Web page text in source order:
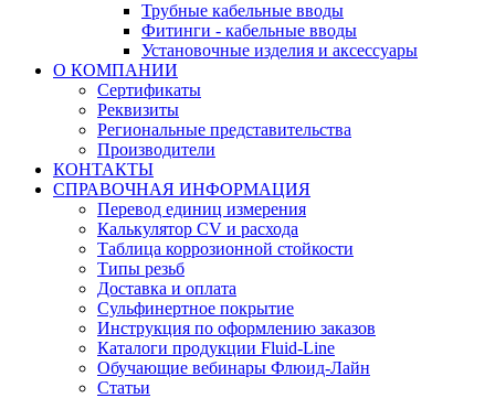
Трубные кабельные вводы
Фитинги - кабельные вводы
Установочные изделия и аксессуары
О КОМПАНИИ
Сертификаты
Реквизиты
Региональные представительства
Производители
КОНТАКТЫ
СПРАВОЧНАЯ ИНФОРМАЦИЯ
Перевод единиц измерения
Калькулятор CV и расхода
Таблица коррозионной стойкости
Типы резьб
Доставка и оплата
Сульфинертное покрытие
Инструкция по оформлению заказов
Каталоги продукции Fluid-Line
Обучающие вебинары Флюид-Лайн
Статьи